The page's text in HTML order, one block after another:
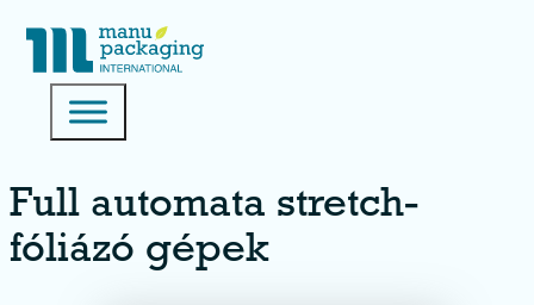
Full automata stretch-
fóliázó gépek